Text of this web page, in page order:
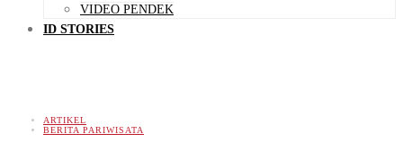
VIDEO PENDEK
ID STORIES
ARTIKEL
BERITA PARIWISATA